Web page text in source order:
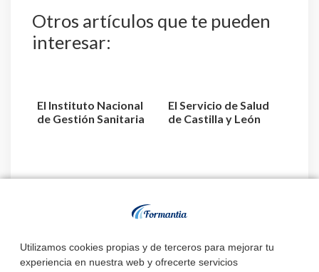
Utilizamos cookies propias y de terceros para mejorar tu
experiencia en nuestra web y ofrecerte servicios
Otros artículos que te pueden
interesar:
El Instituto Nacional
de Gestión Sanitaria
El Servicio de Salud
de Castilla y León